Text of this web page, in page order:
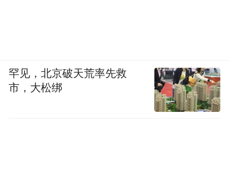
罕见，北京破天荒率先救
市，大松绑